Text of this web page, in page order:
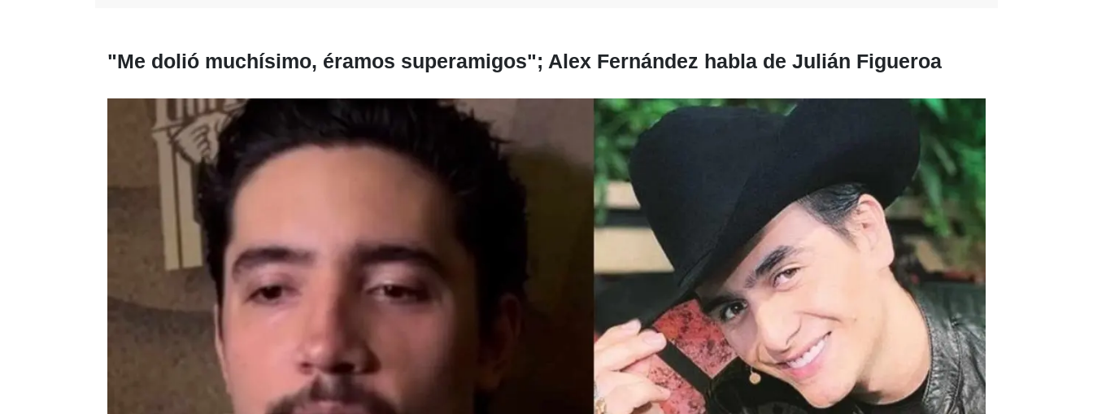
"Me dolió muchísimo, éramos superamigos"; Alex Fernández habla de Julián Figueroa